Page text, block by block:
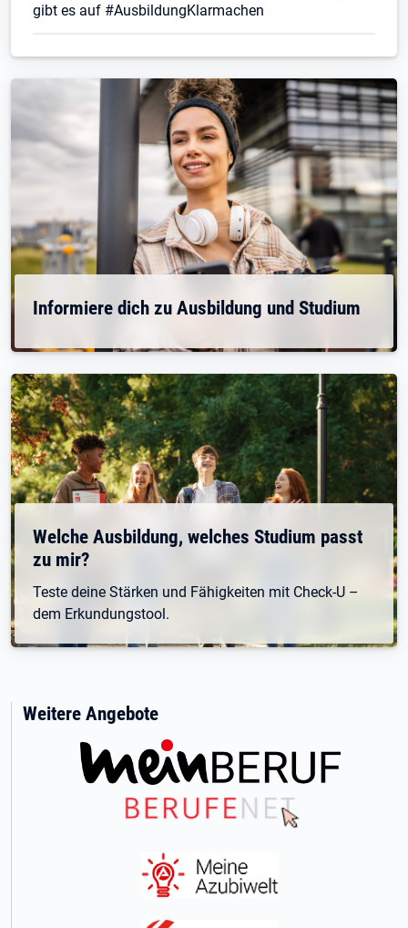
gibt es auf #AusbildungKlarmachen
Informiere dich zu Ausbildung und Studium
Welche Ausbildung, welches Studium passt
zu mir?
Teste deine Stärken und Fähigkeiten mit Check-U –
dem Erkundungstool.
Weitere Angebote